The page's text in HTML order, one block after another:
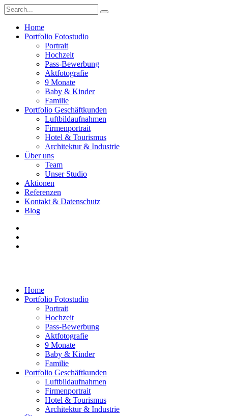
Home
Portfolio Fotostudio
Portrait
Hochzeit
Pass-Bewerbung
Aktfotografie
9 Monate
Baby & Kinder
Familie
Portfolio Geschäftkunden
Luftbildaufnahmen
Firmenportrait
Hotel & Tourismus
Architektur & Industrie
Über uns
Team
Unser Studio
Aktionen
Referenzen
Kontakt & Datenschutz
Blog
Home
Portfolio Fotostudio
Portrait
Hochzeit
Pass-Bewerbung
Aktfotografie
9 Monate
Baby & Kinder
Familie
Portfolio Geschäftkunden
Luftbildaufnahmen
Firmenportrait
Hotel & Tourismus
Architektur & Industrie